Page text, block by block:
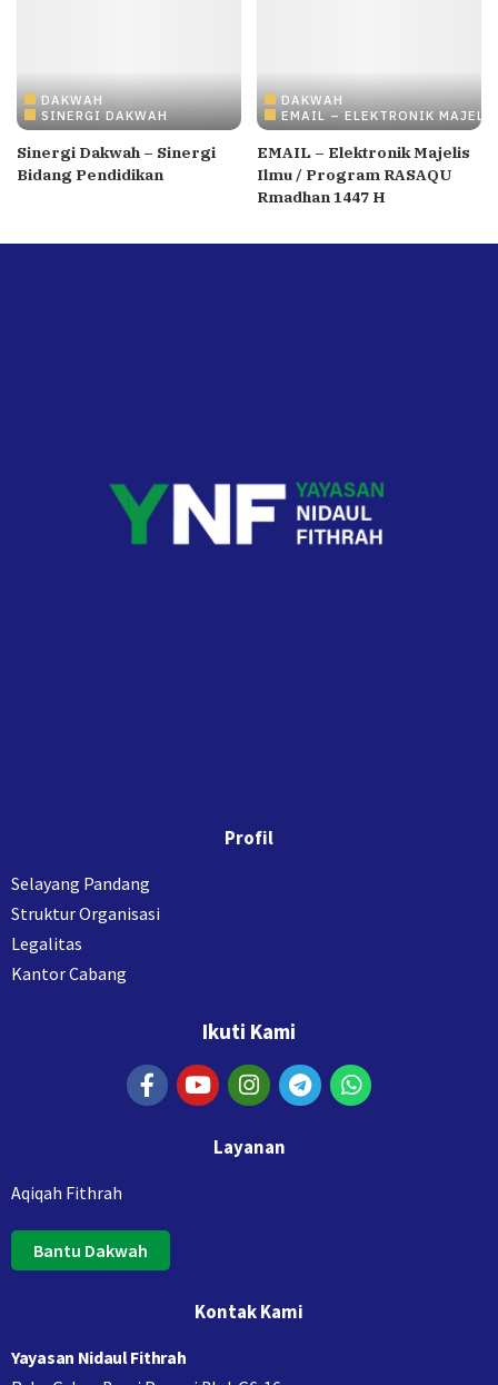
DAKWAH
SINERGI DAKWAH
Sinergi Dakwah – Sinergi
Bidang Pendidikan
DAKWAH
EMAIL – ELEKTRONIK
EMAIL – Elektronik Majelis
Ilmu / Program RASAQU
Rmadhan 1447 H
Profil
Selayang Pandang
Struktur Organisasi
Legalitas
Kantor Cabang
Ikuti Kami
Layanan
Aqiqah Fithrah
Bantu Dakwah
Kontak Kami
Yayasan Nidaul Fithrah